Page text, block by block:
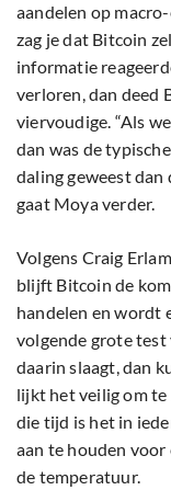
aandelen op
zag je dat Bitcoin
informatie
verloren, dan deed
viervoudige. “Als
dan was de
daling geweest dan
gaat Moya verder.
Volgens Craig
blijft Bitcoin de
handelen en wordt
volgende grote
daarin slaagt, dan
lijkt het veilig om te
die tijd is het in
aan te houden
de temperatuur.